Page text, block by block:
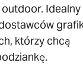
outdoor. Idealny
którzy chcą
.